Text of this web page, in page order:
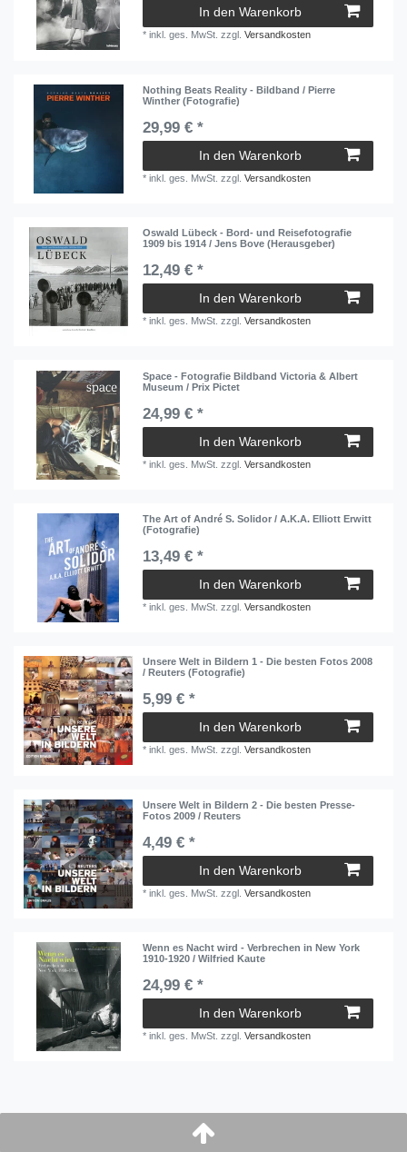
In den Warenkorb
*inkl. ges. MwSt. zzgl.Versandkosten
Nothing Beats Reality - Bildband / Pierre
Winther (Fotografie)
29,99 € *
In den Warenkorb
*inkl. ges. MwSt. zzgl.Versandkosten
Oswald Lübeck - Bord- und Reisefotografie
1909 bis 1914 / Jens Bove (Herausgeber)
12,49 € *
In den Warenkorb
*inkl. ges. MwSt. zzgl.Versandkosten
Space - Fotografie Bildband Victoria & Albert
Museum / Prix Pictet
24,99 € *
In den Warenkorb
*inkl. ges. MwSt. zzgl.Versandkosten
The Art of André S. Solidor / A.K.A. Elliott Erwitt
(Fotografie)
13,49 € *
In den Warenkorb
*inkl. ges. MwSt. zzgl.Versandkosten
Unsere Welt in Bildern 1 - Die besten Fotos 2008
/ Reuters (Fotografie)
5,99 € *
In den Warenkorb
*inkl. ges. MwSt. zzgl.Versandkosten
Unsere Welt in Bildern 2 - Die besten Presse-
Fotos 2009 / Reuters
4,49 € *
In den Warenkorb
*inkl. ges. MwSt. zzgl.Versandkosten
Wenn es Nacht wird - Verbrechen in New York
1910-1920 / Wilfried Kaute
24,99 € *
In den Warenkorb
*inkl. ges. MwSt. zzgl.Versandkosten